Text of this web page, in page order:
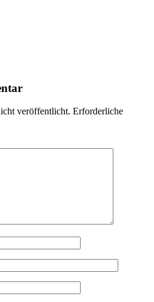
veröffentlicht. Erforderliche